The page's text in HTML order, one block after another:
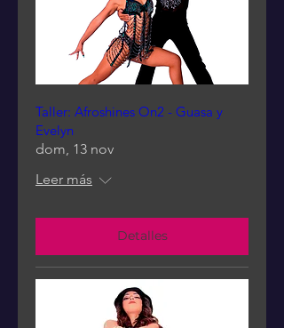
Taller: Afroshines On2 - Guasa y
Evelyn
dom, 13 nov
Leer más
Detalles